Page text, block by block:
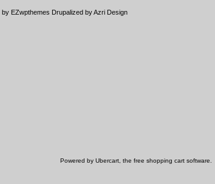
by EZwpthemes Drupalized byAzri Design
Powered by Ubercart, the free shopping cart software